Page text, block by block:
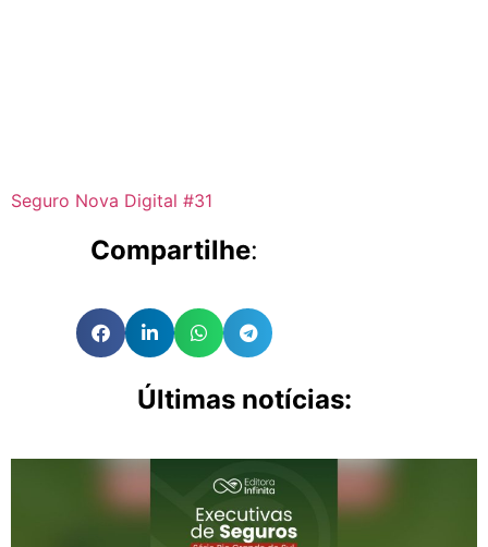
Seguro Nova Digital #31
Compartilhe:
Últimas notícias: